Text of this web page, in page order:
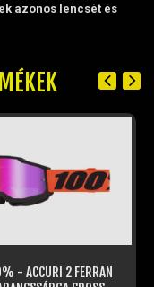
azonos lencsét és
- ACCURI 2 FERRAN